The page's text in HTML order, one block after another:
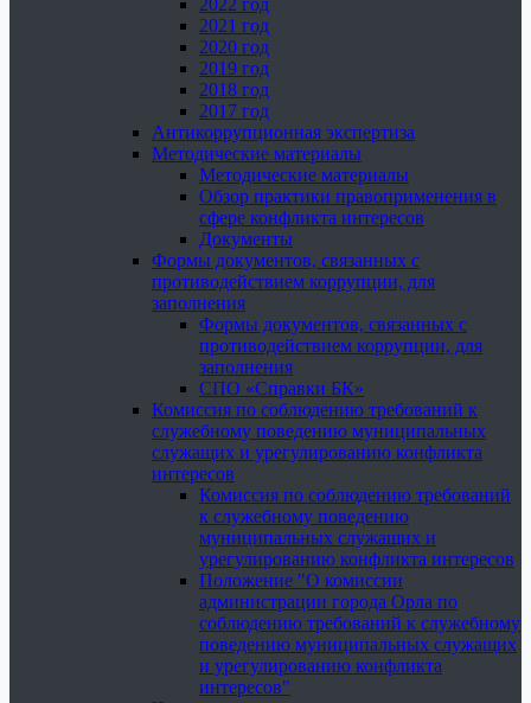
2022 год
2021 год
2020 год
2019 год
2018 год
2017 год
Антикоррупционная экспертиза
Методические материалы
Методические материалы
Обзор практики правоприменения в
сфере конфликта интересов
Документы
Формы документов, связанных с
противодействием коррупции, для
заполнения
Формы документов, связанных с
противодействием коррупции, для
заполнения
СПО «Справки БК»
Комиссия по соблюдению требований к
служебному поведению муниципальных
служащих и урегулированию конфликта
интересов
Комиссия по соблюдению требований
к служебному поведению
муниципальных служащих и
урегулированию конфликта интересов
Положение "О комиссии
администрации города Орла по
соблюдению требований к служебному
поведению муниципальных служащих
и урегулированию конфликта
интересов"